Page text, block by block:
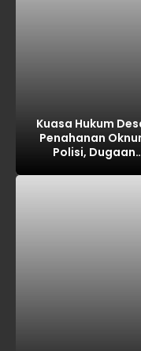
Kuasa Hukum
Penahanan
Polisi, Dugaan
Korban Jadi